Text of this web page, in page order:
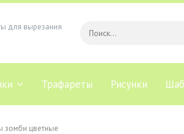
для вырезания
Трафареты Рисунки
зомби цветные